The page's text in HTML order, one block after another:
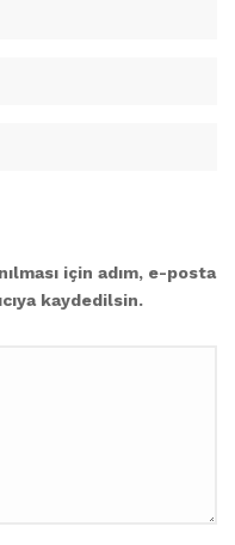
için adım, e-posta
kaydedilsin.